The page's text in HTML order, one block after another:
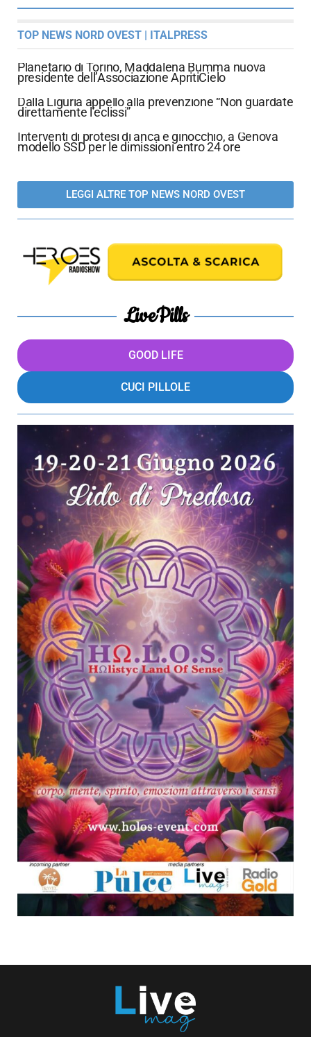
TOP NEWS NORD OVEST | ITALPRESS
Planetario di Torino, Maddalena Bumma nuova
presidente dell’Associazione ApritiCielo
Dalla Liguria appello alla prevenzione “Non guardate
direttamente l’eclissi”
Interventi di protesi di anca e ginocchio, a Genova
modello SSD per le dimissioni entro 24 ore
LEGGI ALTRE TOP NEWS NORD OVEST
LivePills
GOOD LIFE
CUCI PILLOLE